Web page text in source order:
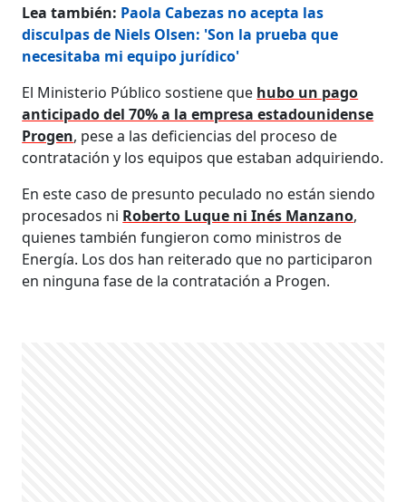
Lea también: Paola Cabezas no acepta las
disculpas de Niels Olsen: 'Son la prueba que
necesitaba mi equipo jurídico'
El Ministerio Público sostiene que hubo un pago
anticipado del 70% a la empresa estadounidense
Progen, pese a las deficiencias del proceso de
contratación y los equipos que estaban adquiriendo.
En este caso de presunto peculado no están siendo
procesados ni Roberto Luque ni Inés Manzano,
quienes también fungieron como ministros de
Energía. Los dos han reiterado que no participaron
en ninguna fase de la contratación a Progen.